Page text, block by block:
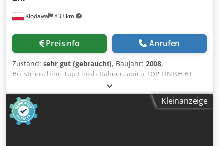
Kłodawa 833 km
Preisinfo Anrufen
Zustand: sehr gut (gebraucht), Baujahr: 2008,
Bürstmaschine Top Finish Italmeccanica TOP FINISH 6T
-2M Bürstmaschine eine horizontale Welle zwei
Kantenstifte zwei Drehstifte Dedpek Iu Hvjfx Aiyock
Kleinanzeige